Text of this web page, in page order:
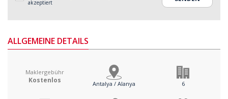
akzeptiert
ALLGEMEINE DETAILS
Maklergebühr
Kostenlos Antalya / Alanya 6